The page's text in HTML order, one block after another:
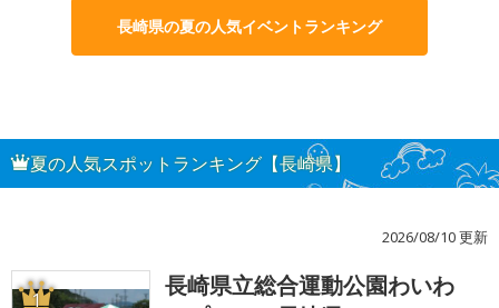
長崎県の夏の人気イベントランキング
夏の人気スポットランキング【長崎県】
2026/08/10 更新
1
長崎県立総合運動公園わいわ